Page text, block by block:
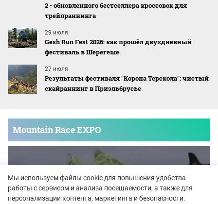
2 - обновленного бестселлера кроссовок для
трейлраннинга
29 июля
Gesh Run Fest 2026: как прошёл двухдневный
фестиваль в Шерегеше
27 июля
Результаты фестиваля "Корона Терскола": чистый
скайраннинг в Приэльбрусье
Mountain Race EXPO
Мы используем файлы cookie для повышения удобства
работы с сервисом и анализа посещаемости, а также для
персонализации контента, маркетинга и безопасности.